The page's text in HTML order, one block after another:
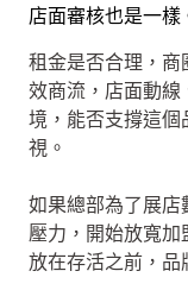
店面審核也是一樣
租金是否合理，商
效商流，店面動線
境，能否支撐這個
視。
如果總部為了展店
壓力，開始放寬加
放在存活之前，品